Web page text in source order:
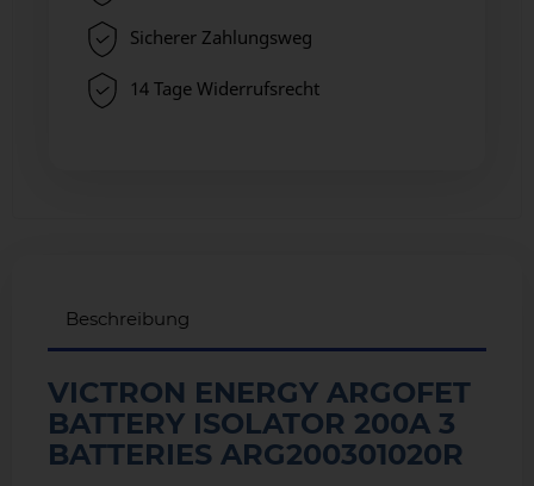
Sicherer Zahlungsweg
14 Tage Widerrufsrecht
Beschreibung
VICTRON ENERGY ARGOFET
BATTERY ISOLATOR 200A 3
BATTERIES ARG200301020R